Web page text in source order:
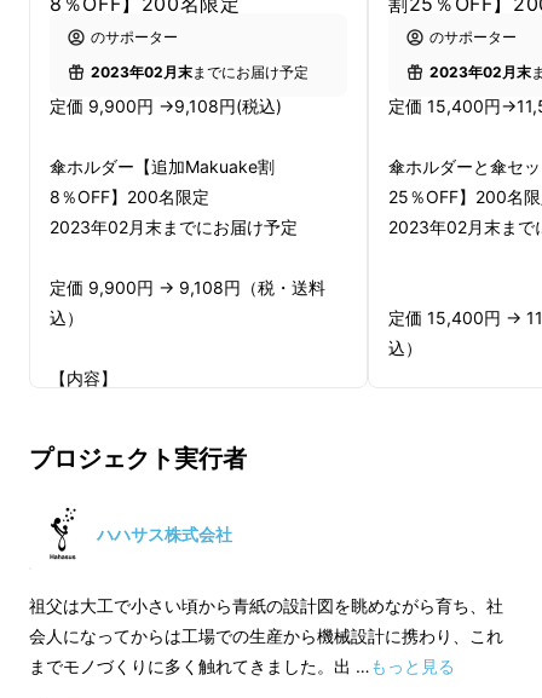
のサポーター
2023年02月末までにお届け予定
定価 9,900円 →9,108円(税込)
傘ホルダー【追加Makuake割
8％OFF】200名限定
2023年02月末までにお届け予定
定価 9,900円 → 9,108円（税・送料
込）
【内容】
〈カラー〉
チュラルグレー
※デザイン・仕様は変更になる可能性
もございます。ご了承ください。
※ご注文状況、使用部材の供給状況、
のサポーター
2023年02月末
定価 15,400円
傘ホルダーと傘セ
25％OFF】200名
2023年02月末まで
定価 15,400円 →
込）
レー、ライトクリ
※それぞれカラー
プロジェクト実行者
ハハサス株式会社
祖父は大工で小さい頃から青紙の設計図を眺めながら育ち、社
会人になってからは工場での生産から機械設計に携わり、これ
までモノづくりに多く触れてきました。出 …もっと見る